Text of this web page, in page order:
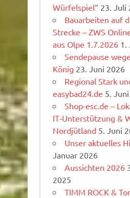
Würfelspiel“ 23. Juli
Bauarbeiten auf
Strecke – ZWS
aus Olpe 1.7.2026 1.
Sendepause
König 23. Juni 2026
Regional Stark
easybad24.de 5.
Shop-esc.de –
IT‑Unterstützung &
Nordjütland 5. Juni
Unser aktuelles
Januar 2026
Aussichten 2026
2025
TIMM ROCK &